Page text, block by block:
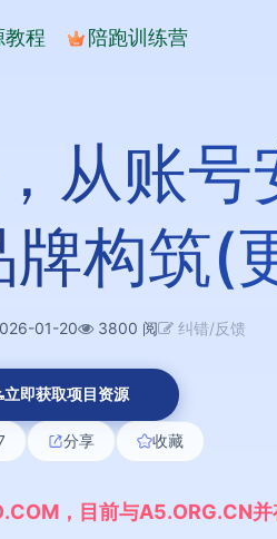
教程 陪跑训练营
从账号
牌构筑(
01-20 3800 阅 纠错/反馈
立即获取项目资源
分享 收藏
.COM ， 目 前与A5.ORG.CN并